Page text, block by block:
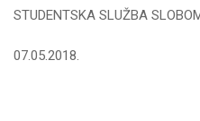
STUDENTSKA SLUŽBA
07.05.2018.